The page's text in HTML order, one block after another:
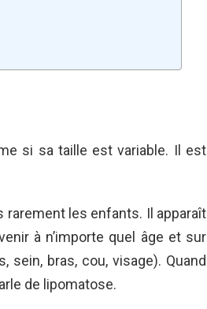
si sa taille est variable. Il est
les enfants. Il apparaît
à n’importe quel âge et sur
sein, bras, cou, visage). Quand
de lipomatose.